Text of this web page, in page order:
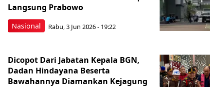
Nasional
Langsung Prabowo
Rabu, 3 Jun 2026 - 19:22
Dicopot Dari Jabatan Kepala BGN,
Dadan Hindayana Beserta
Bawahannya Diamankan Kejagung